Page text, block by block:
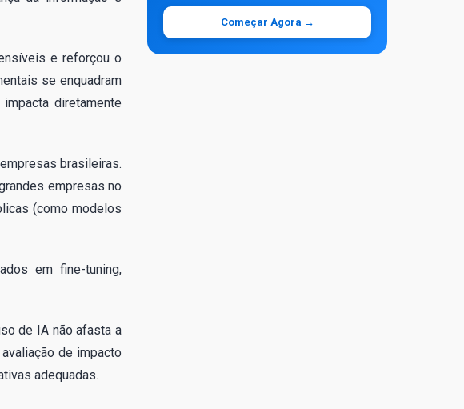
e reforçou o
se enquadram
diretamente
brasileiras.
empresas no
(como modelos
em fine-tuning,
de IA não afasta a
de impacto
adequadas.
Começar Agora →